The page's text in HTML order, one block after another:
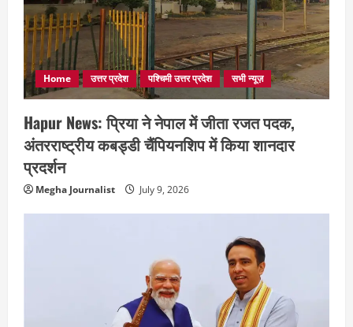
Home उत्तर प्रदेश पश्चिमी उत्तर प्रदेश सभी न्यूज़
Hapur News: प्रिया ने नेपाल में जीता रजत पदक,
अंतरराष्ट्रीय कबड्डी चैंपियनशिप में किया शानदार
प्रदर्शन
Megha Journalist July 9, 2026